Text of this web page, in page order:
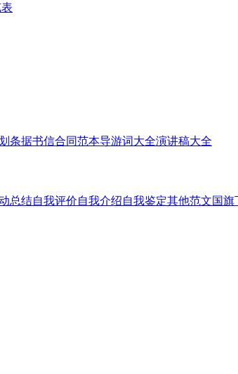
条据书信合同范本导游词大全演讲稿大全
总结自我评价自我介绍自我鉴定其他范文国旗